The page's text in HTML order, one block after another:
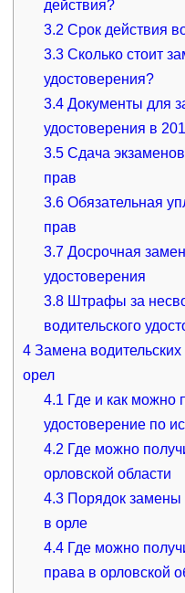
действия?
3.2 Срок действия
3.3 Сколько стоит
удостоверения?
3.4 Документы для
удостоверения в
3.5 Сдача
прав
3.6 Обязательная
прав
3.7 Досрочная
удостоверения
3.8 Штрафы за
водительского
4Замена водительских
орел
4.1 Где и как можно
удостоверение по
4.2 Где можно
орловской области
4.3 Порядок замены
в орле
4.4 Где можно
права в орловской